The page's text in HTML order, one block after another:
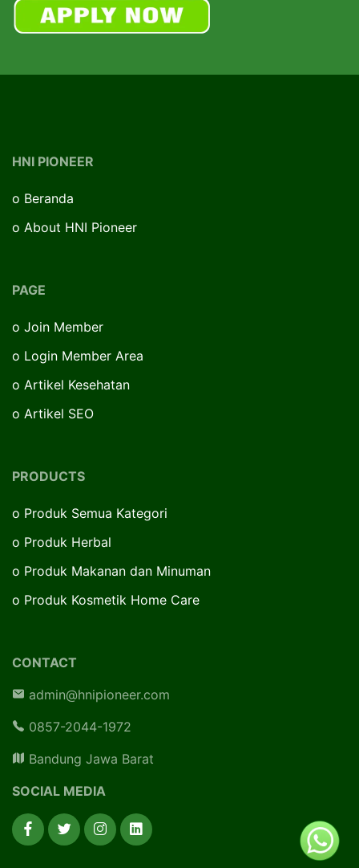
HNI PIONEER
o Beranda
o About HNI Pioneer
PAGE
o Join Member
o Login Member Area
o Artikel Kesehatan
o Artikel SEO
PRODUCTS
o Produk Semua Kategori
o Produk Herbal
o Produk Makanan dan Minuman
o Produk Kosmetik Home Care
CONTACT
admin@hnipioneer.com
0857-2044-1972
Bandung Jawa Barat
SOCIAL MEDIA